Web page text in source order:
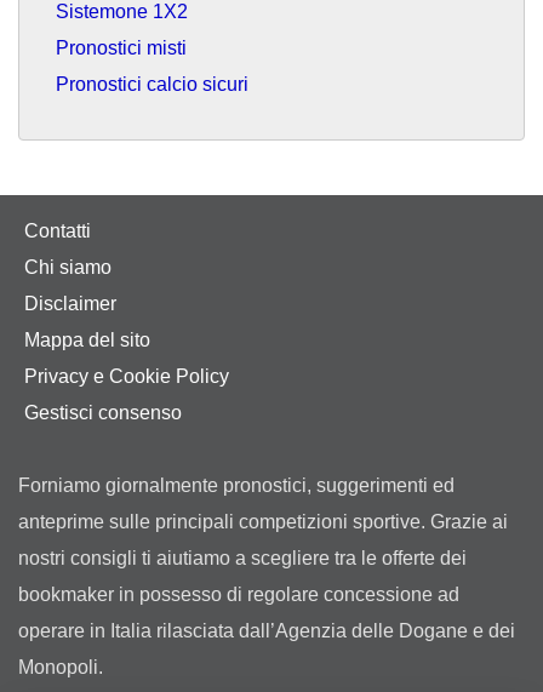
Sistemone 1X2
Pronostici misti
Pronostici calcio sicuri
Contatti
Chi siamo
Disclaimer
Mappa del sito
Privacy e Cookie Policy
Gestisci consenso
Forniamo giornalmente pronostici, suggerimenti ed
anteprime sulle principali competizioni sportive. Grazie ai
nostri consigli ti aiutiamo a scegliere tra le offerte dei
bookmaker in possesso di regolare concessione ad
operare in Italia rilasciata dall’Agenzia delle Dogane e dei
Monopoli.